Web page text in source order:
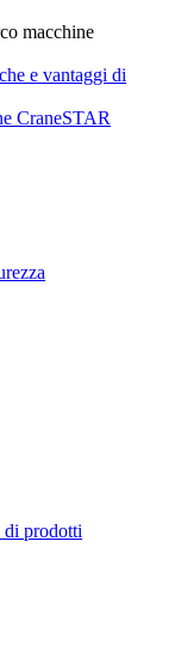
macchine
e vantaggi di
CraneSTAR
di prodotti